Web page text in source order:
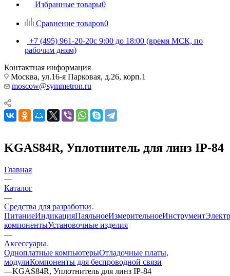
Избранные товары0
Сравнение товаров0
+7 (495) 961-20-20с 9:00 до 18:00 (время МСК, по
рабочим дням)
Контактная информация
Москва, ул.16-я Парковая, д.26, корп.1
moscow@symmetron.ru
KGAS84R, Уплотнитель для линз IP-84
Главная
—
Каталог
—
Средства для разработки
ПитаниеИндикацияПаяльноеИзмерительноеИнструмент
компонентыУстановочные изделия
—
Аксессуары
Одноплатные компьютерыОтладочные платы,
модулиКомпоненты для беспроводной связи
—KGAS84R, Уплотнитель для линз IP-84